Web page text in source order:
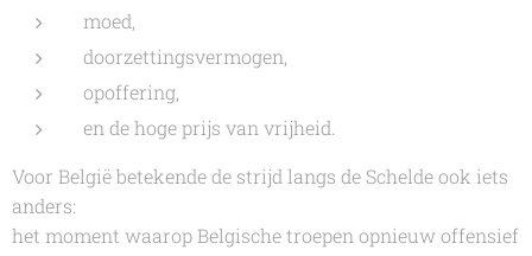
moed,
doorzettingsvermogen,
opoffering,
en de hoge prijs van vrijheid.
Voor België betekende de strijd langs de Schelde ook iets
anders:
het moment waarop Belgische troepen opnieuw offensief